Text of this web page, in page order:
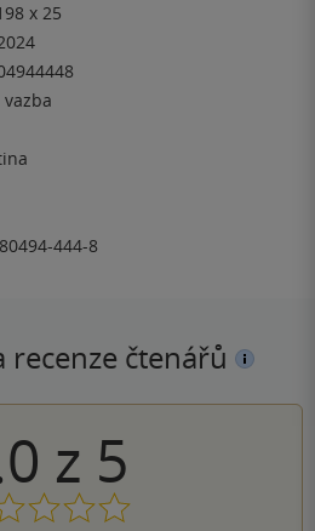
x 25
vazba
444-8
recenze čtenářů
z 5